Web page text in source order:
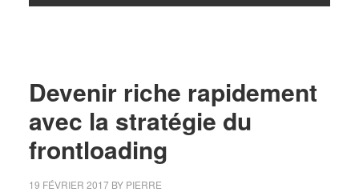
Devenir riche rapidement
avec la stratégie du
frontloading
19 FÉVRIER 2017BY PIERRE